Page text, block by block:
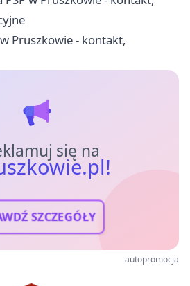
Pruszkowie - kontakt,
się na
SZCZEGÓŁY
autopromocja